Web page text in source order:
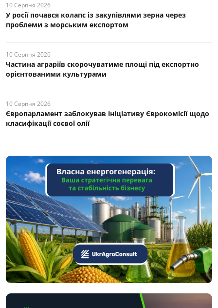
10 Серпня 2026
У росії почався колапс із закупівлями зерна через
проблеми з морським експортом
10 Серпня 2026
Частина аграріїв скорочуватиме площі під експортно
орієнтованими культурами
10 Серпня 2026
Європарламент заблокував ініціативу Єврокомісії щодо
класифікації соєвої олії